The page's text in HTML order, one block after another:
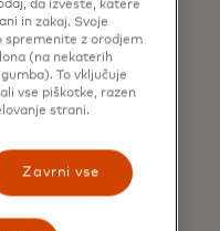
da izveste, katere
in zakaj. Svoje
spremenite z orodjem
(na nekaterih
To vključuje
vse piškotke, razen
strani.
Zavrni vse